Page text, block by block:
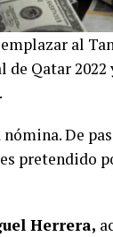
al
Qatar 2022
De
pretendido
Herrera,